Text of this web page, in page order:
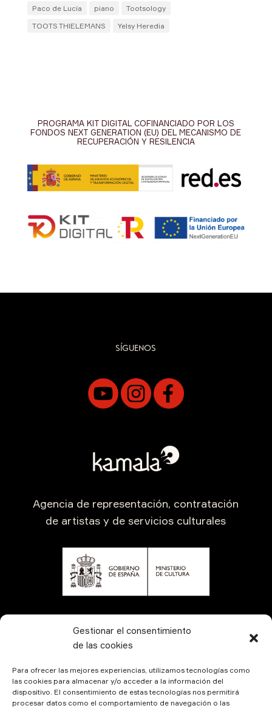
Gestionar el consentimiento
de las cookies
Para ofrecer las mejores experiencias, utilizamos tecnologías como
las cookies para almacenar y/o acceder a la información del
dispositivo. El consentimiento de estas tecnologías nos permitirá
procesar datos como el comportamiento de navegación o las
Paco de Lucía
piano
Tootsology
TOOTS THIELEMANS
Yelsy Heredia
PROGRAMA KIT DIGITAL COFINANCIADO POR LOS
FONDOS NEXT GENERATION (EU) DEL MECANISMO DE
RECUPERACIÓN Y RESILENCIA
SÍGUENOS
Agencia de representación, contratación
de artistas y de servicios culturales